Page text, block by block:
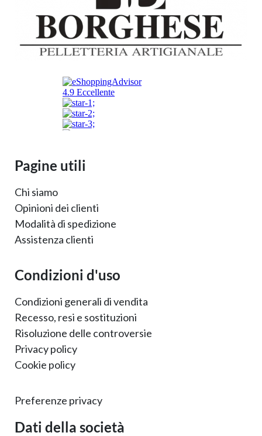
Pagine utili
Chi siamo
Opinioni dei clienti
Modalità di spedizione
Assistenza clienti
Condizioni d'uso
Condizioni generali di vendita
Recesso, resi e sostituzioni
Risoluzione delle controversie
Privacy policy
Cookie policy
Preferenze privacy
Dati della società